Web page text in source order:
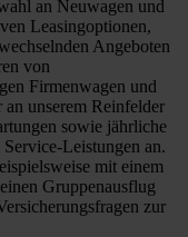
an Neuwagen und
Leasingoptionen,
Angeboten
von
Firmenwagen und
unserem Reinfelder
sowie jährliche
Leistungen an.
mit einem
Gruppenausflug
zur